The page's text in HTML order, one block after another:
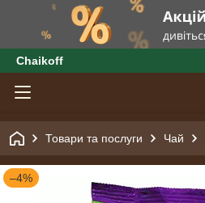
Сhaikoff
Товари та послуги Чай
–4%